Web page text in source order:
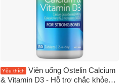
Yêu thích
Viên uống Ostelin Calcium
& Vitamin D3 - Hỗ trợ chắc khỏe
Số điện thoại
Email